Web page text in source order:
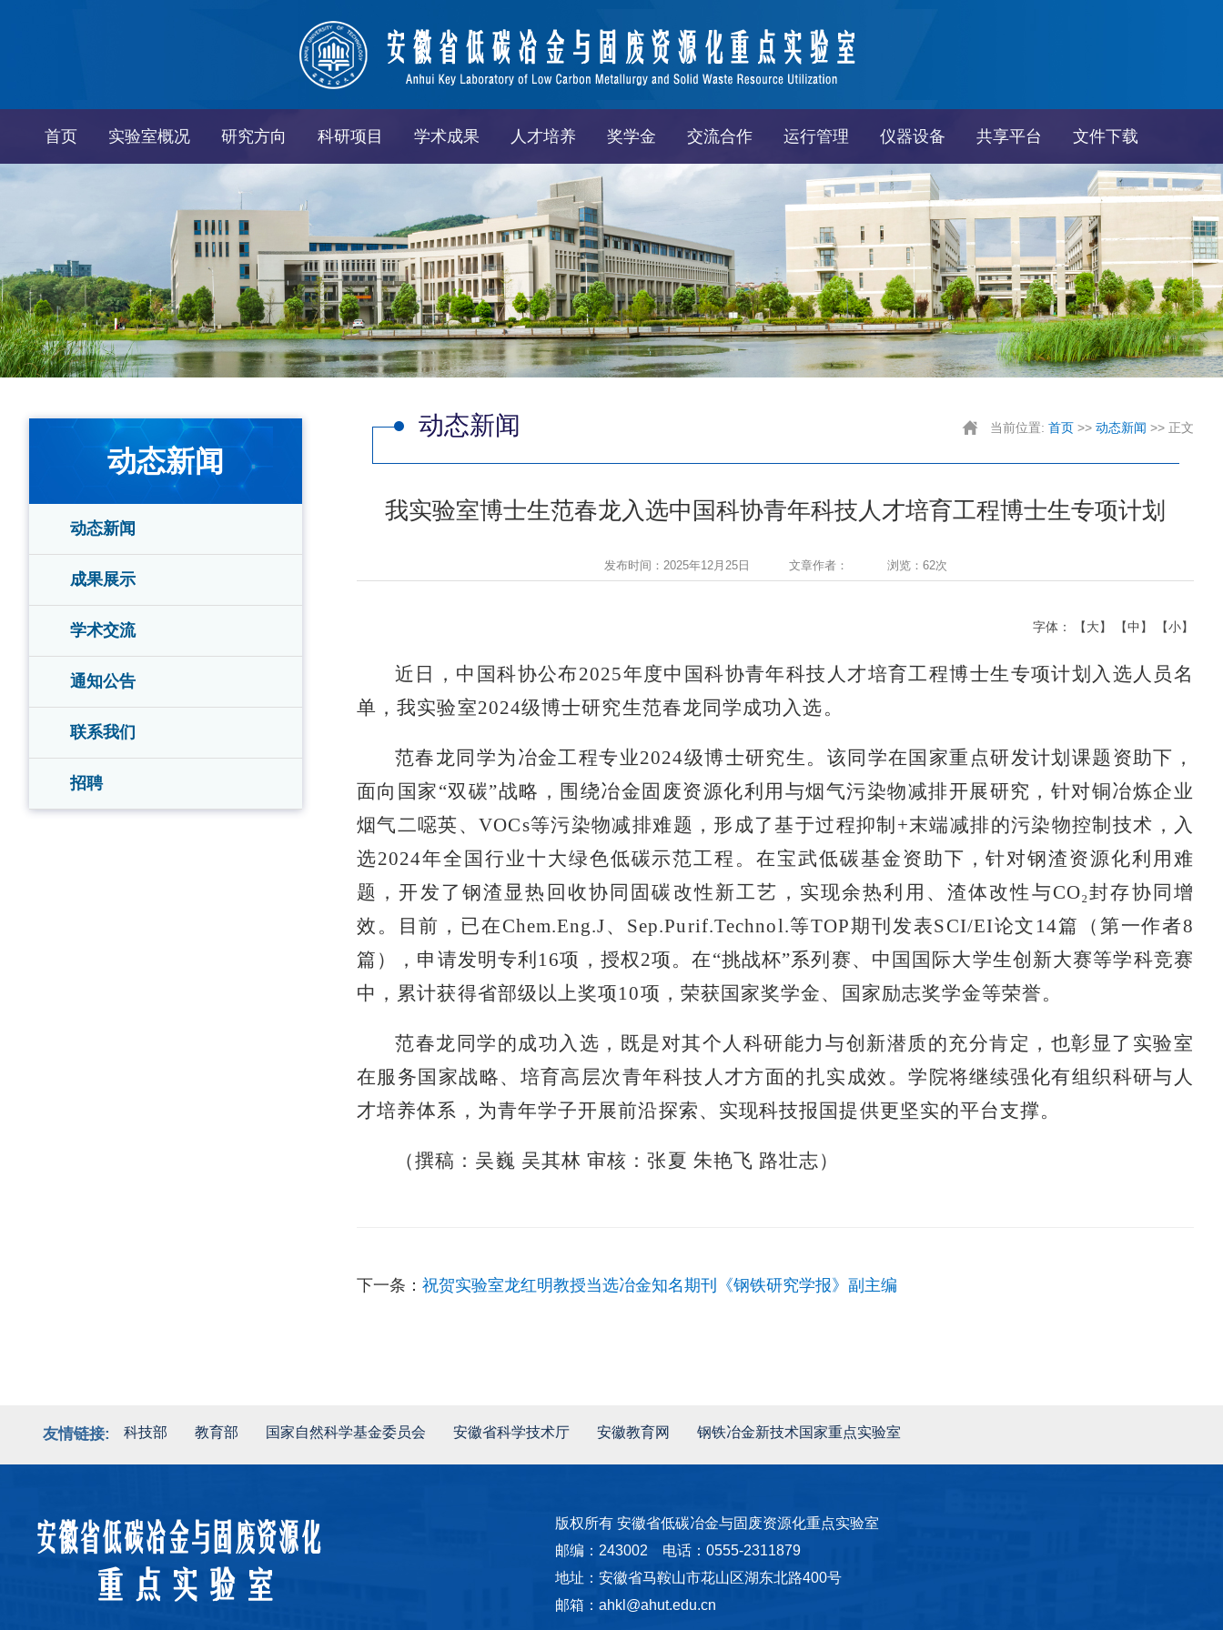
首页 实验室概况 研究方向 科研项目 学术成果 人才培养 奖学金 交流合作 运行管理 仪器设备 共享平台 文件下载
动态新闻
动态新闻
成果展示
学术交流
通知公告
联系我们
招聘
动态新闻 当前位置: 首页 >> 动态新闻 >> 正文
我实验室博士生范春龙入选中国科协青年科技人才培育工程博士生专项计划
发布时间：2025年12月25日 文章作者： 浏览：62次
字体： 【大】 【中】 【小】
近日，中国科协公布2025年度中国科协青年科技人才培育工程博士生专项计划入选人员名
单，我实验室2024级博士研究生范春龙同学成功入选。
范春龙同学为冶金工程专业2024级博士研究生。该同学在国家重点研发计划课题资助下，
面向国家“双碳”战略，围绕冶金固废资源化利用与烟气污染物减排开展研究，针对铜冶炼企业
烟气二噁英、VOCs等污染物减排难题，形成了基于过程抑制+末端减排的污染物控制技术，入
选2024年全国行业十大绿色低碳示范工程。在宝武低碳基金资助下，针对钢渣资源化利用难
题，开发了钢渣显热回收协同固碳改性新工艺，实现余热利用、渣体改性与CO₂封存协同增
效。目前，已在Chem.Eng.J、Sep.Purif.Technol.等TOP期刊发表SCI/EI论文14篇（第一作者8
篇），申请发明专利16项，授权2项。在“挑战杯”系列赛、中国国际大学生创新大赛等学科竞赛
中，累计获得省部级以上奖项10项，荣获国家奖学金、国家励志奖学金等荣誉。
范春龙同学的成功入选，既是对其个人科研能力与创新潜质的充分肯定，也彰显了实验室
在服务国家战略、培育高层次青年科技人才方面的扎实成效。学院将继续强化有组织科研与人
才培养体系，为青年学子开展前沿探索、实现科技报国提供更坚实的平台支撑。
（撰稿：吴巍 吴其林 审核：张夏 朱艳飞 路壮志）
下一条： 祝贺实验室龙红明教授当选冶金知名期刊《钢铁研究学报》副主编
友情链接: 科技部 教育部 国家自然科学基金委员会 安徽省科学技术厅 安徽教育网 钢铁冶金新技术国家重点实验室
版权所有 安徽省低碳冶金与固废资源化重点实验室
邮编：243002 电话：0555-2311879
地址：安徽省马鞍山市花山区湖东北路400号
邮箱：ahkl@ahut.edu.cn